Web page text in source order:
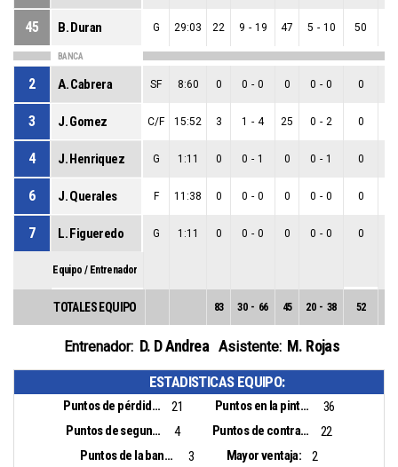
45 B. Duran G 29:03 22 9 - 19 47 5 - 10 50
BANCA
2 A. Cabrera SF 8:60 0 0 - 0 0 0 - 0 0
3 J. Gomez C/F 15:52 3 1 - 4 25 0 - 2 0
4 J. Henriquez G 1:11 0 0 - 1 0 0 - 1 0
6 J. Querales F 11:38 0 0 - 0 0 0 - 0 0
7 L. Figueredo G 1:11 0 0 - 0 0 0 - 0 0
Equipo / Entrenador
TOTALES EQUIPO 83 30 - 66 45 20 - 38 52
Entrenador: D. D Andrea Asistente: M. Rojas
ESTADISTICAS EQUIPO:
Puntos de pérdidas: 21 Puntos en la pintura:
36
Puntos de segunda oportunidad:
4 Puntos de contra ataque:
22
Puntos de la banca:
3 Mayor ventaja:
2